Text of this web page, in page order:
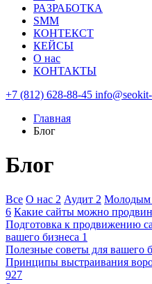
РАЗРАБОТКА
SMM
КОНТЕКСТ
КЕЙСЫ
О нас
КОНТАКТЫ
+7 (812) 628-88-45
Главная
Блог
Блог
Все О нас 2 Аудит 2 Молодым
6 Какие сайты можно
Подготовка к продвижению
вашего бизнеса 1
Полезные советы для вашего
Принципы выстраивания
927